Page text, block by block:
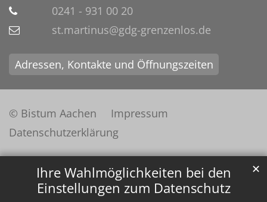
Ihre Wahlmöglichkeiten bei den
Einstellungen zum Datenschutz
✕
0241 - 931 00 20
st.martinus@gdg-grenzenlos.de
Adressen, Kontakte und Öffnungszeiten
© Bistum Aachen
Impressum
Datenschutzerklärung